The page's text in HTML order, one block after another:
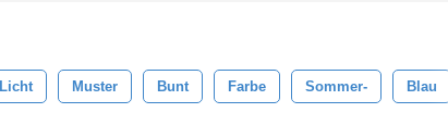
Licht Muster Bunt Farbe Sommer- Blau